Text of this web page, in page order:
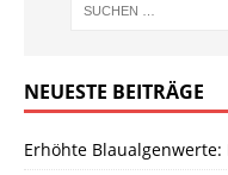
NEUESTE BEITRÄGE
Erhöhte